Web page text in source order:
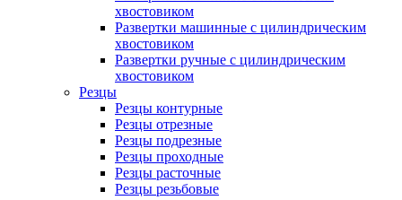
хвостовиком
Развертки машинные с цилиндрическим
хвостовиком
Развертки ручные с цилиндрическим
хвостовиком
Резцы
Резцы контурные
Резцы отрезные
Резцы подрезные
Резцы проходные
Резцы расточные
Резцы резьбовые